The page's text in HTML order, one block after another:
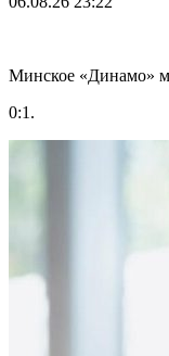
Минское «Динамо»
0:1.